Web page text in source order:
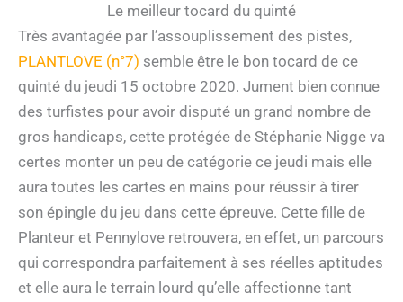
Le meilleur tocard du quinté
Très avantagée par l’assouplissement des pistes,
PLANTLOVE (n°7) semble être le bon tocard de ce
quinté du jeudi 15 octobre 2020. Jument bien connue
des turfistes pour avoir disputé un grand nombre de
gros handicaps, cette protégée de Stéphanie Nigge va
certes monter un peu de catégorie ce jeudi mais elle
aura toutes les cartes en mains pour réussir à tirer
son épingle du jeu dans cette épreuve. Cette fille de
Planteur et Pennylove retrouvera, en effet, un parcours
qui correspondra parfaitement à ses réelles aptitudes
et elle aura le terrain lourd qu’elle affectionne tant